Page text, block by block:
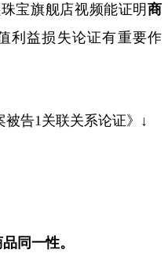
宝旗舰店视频能证明商
利益损失论证有重要作
被告1 关联关系论证》↓
同一性。